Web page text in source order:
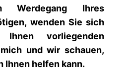
Werdegang Ihres
wenden Sie sich
vorliegenden
und wir schauen,
Ihnen helfen kann.